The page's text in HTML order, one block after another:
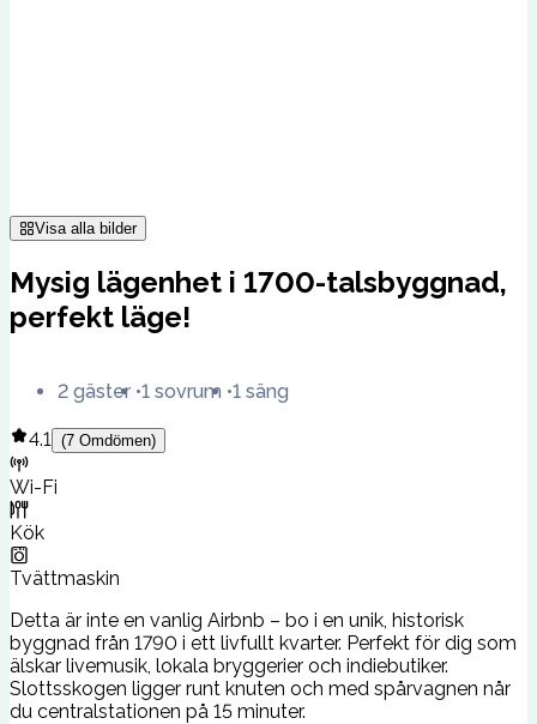
Visa alla bilder
Mysig lägenhet i 1700-talsbyggnad,
perfekt läge!
2 gäster 1 sovrum 1 säng
4.1 (7 Omdömen)
Wi-Fi
Kök
Tvättmaskin
Detta är inte en vanlig Airbnb – bo i en unik, historisk
byggnad från 1790 i ett livfullt kvarter. Perfekt för dig som
älskar livemusik, lokala bryggerier och indiebutiker.
Slottsskogen ligger runt knuten och med spårvagnen når
du centralstationen på 15 minuter.